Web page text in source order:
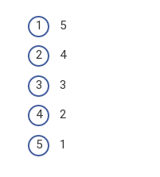
5
4
3
2
1